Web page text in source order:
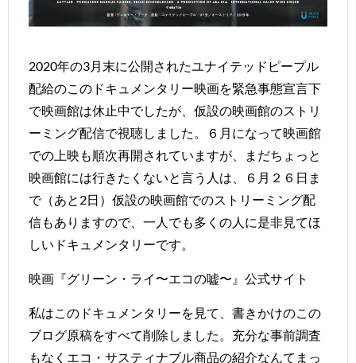
2020年の3月末に公開されたユナイテッドピープル
配給のこのドキュメンタリー映画を緊急事態宣言下
で映画館は休止中でしたが、仮設の映画館のストリ
ーミング配信で視聴しました。６月になって映画館
での上映も順次再開されていますが、まだちょっと
映画館には行きたくないと言う人は、６月２６日ま
で（あと2日）仮設の映画館でのストリーミング配
信もありますので、一人でも多くの人に是非見てほ
しいドキュメンタリーです。
映画『グリーン・ライ〜エコの嘘〜』公式サイト
私はこのドキュメンタリーを見て、書きかけのこの
ブログ原稿をすべて削除しました。充分な事前調査
もなくエコ・サスティナブル商品の紹介なんてまっ